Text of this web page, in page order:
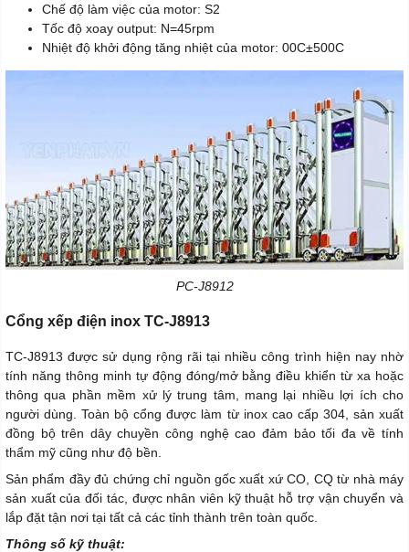
Chế độ làm việc của motor: S2
Tốc độ xoay output: N=45rpm
Nhiệt độ khởi động tăng nhiệt của motor: 00C±500C
PC-J8912
Cổng xếp điện inox TC-J8913
TC-J8913 được sử dụng rộng rãi tại nhiều công trình hiện nay nhờ
tính năng thông minh tự động đóng/mở bằng điều khiển từ xa hoặc
thông qua phần mềm xử lý trung tâm, mang lại nhiều lợi ích cho
người dùng. Toàn bộ cổng được làm từ inox cao cấp 304, sản xuất
đồng bộ trên dây chuyền công nghệ cao đảm bảo tối đa về tính
thẩm mỹ cũng như độ bền.
Sản phẩm đầy đủ chứng chỉ nguồn gốc xuất xứ CO, CQ từ nhà máy
sản xuất của đối tác, được nhân viên kỹ thuật hỗ trợ vận chuyển và
lắp đặt tận nơi tại tất cả các tỉnh thành trên toàn quốc.
Thông số kỹ thuật: